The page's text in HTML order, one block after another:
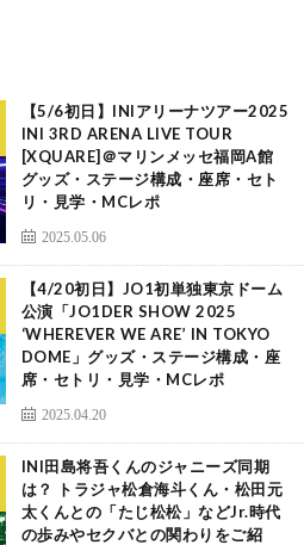
【5/6初日】INIアリーナツアー2025
INI 3RD ARENA LIVE TOUR
[XQUARE]＠マリンメッセ福岡A館
グッズ・ステージ構成・座席・セト
リ・見学・MCレポ
2025.05.06
【4/20初日】JO1初単独東京ドーム
公演「JO1DER SHOW 2025
‘WHEREVER WE ARE’ IN TOKYO
DOME」グッズ・ステージ構成・座
席・セトリ・見学・MCレポ
2025.04.20
INI田島将吾くんのジャニーズ同期
は？ トラジャ松倉海斗くん・松田元
太くんとの「たじ松松」などJr.時代
の歩みやセクバとの関わりをご紹